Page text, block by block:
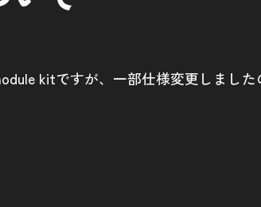
kitですが、一部仕様変更しました